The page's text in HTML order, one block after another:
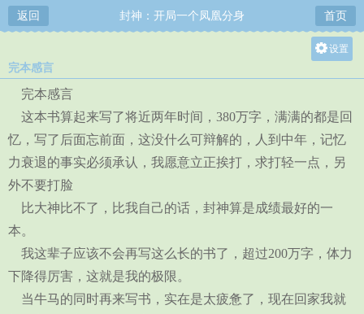
返回 封神：开局一个凤凰分身 首页
设置
中
小
完本感言
完本感言
这本书算起来写了将近两年时间，380万字，满满的都是回
忆，写了后面忘前面，这没什么可辩解的，人到中年，记忆
力衰退的事实必须承认，我愿意立正挨打，求打轻一点，另
外不要打脸
比大神比不了，比我自己的话，封神算是成绩最好的一
本。
我这辈子应该不会再写这么长的书了，超过200万字，体力
下降得厉害，这就是我的极限。
当牛马的同时再来写书，实在是太疲惫了，现在回家我就